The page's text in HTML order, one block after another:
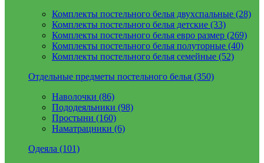
Комплекты постельного белья двухспальные (28)
Комплекты постельного белья детские (33)
Комплекты постельного белья евро размер (269)
Комплекты постельного белья полуторные (40)
Комплекты постельного белья семейные (52)
Отдельные предметы постельного белья (350)
Наволочки (86)
Пододеяльники (98)
Простыни (160)
Наматрацники (6)
Одеяла (101)